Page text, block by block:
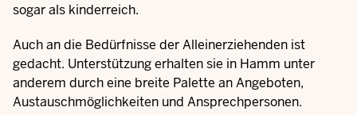
sogar als kinderreich.
Auch an die Bedürfnisse der Alleinerziehenden ist
gedacht. Unterstützung erhalten sie in Hamm unter
anderem durch eine breite Palette an Angeboten,
Austauschmöglichkeiten und Ansprechpersonen.